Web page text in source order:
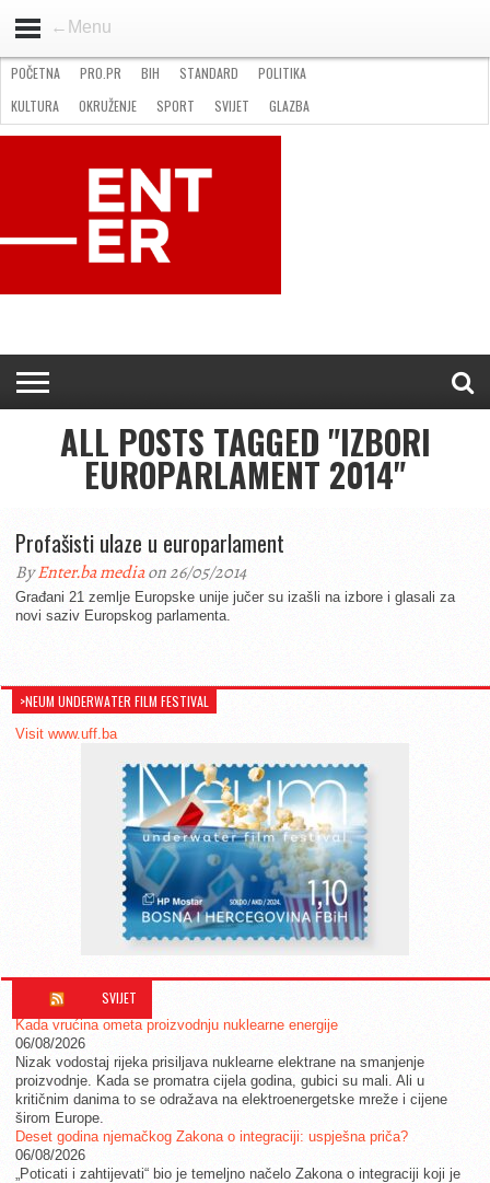
←Menu
STANDARD
GOSPODARSTVO
OKRUŽENJE
POČETNA PRO.PR BIH STANDARD
POLITIKA
KULTURA
OKRUŽENJE SPORT SVIJET
GLAZBA
NATJEČAJI
FILMING LOCATION IN BH KONTAKT
ALL POSTS TAGGED "IZBORI
EUROPARLAMENT 2014"
Profašisti ulaze u europarlament
ByEnter.ba mediaon 26/05/2014
Građani 21 zemlje Europske unije jučer su izašli na izbore i glasali za
novi saziv Europskog parlamenta.
>NEUM UNDERWATER FILM FESTIVAL
Visit www.uff.ba
SVIJET
Kada vrućina ometa proizvodnju nuklearne energije
06/08/2026
Nizak vodostaj rijeka prisiljava nuklearne elektrane na smanjenje
proizvodnje. Kada se promatra cijela godina, gubici su mali. Ali u
kritičnim danima to se odražava na elektroenergetske mreže i cijene
širom Europe.
Deset godina njemačkog Zakona o integraciji: uspješna priča?
06/08/2026
„Poticati i zahtijevati“ bio je temeljno načelo Zakona o integraciji koji je